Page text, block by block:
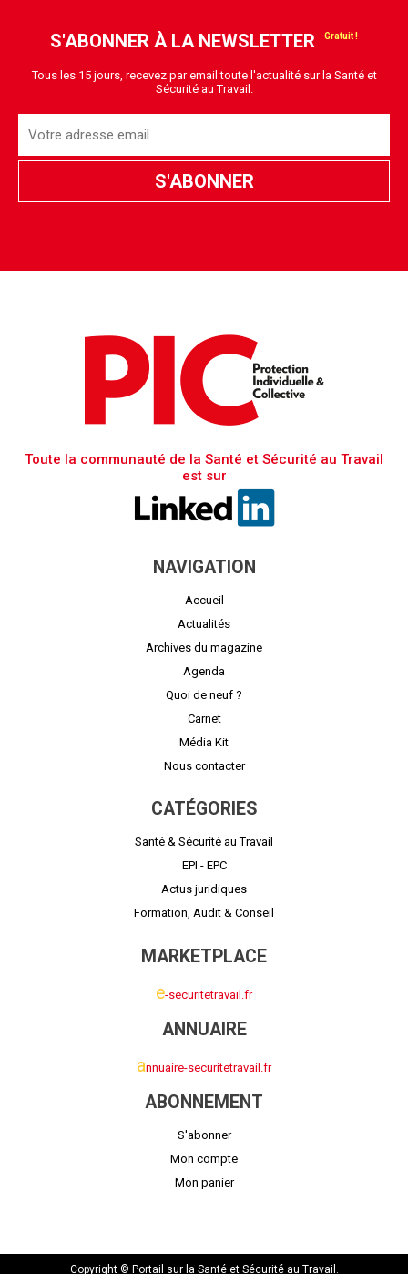
S'ABONNER À LA NEWSLETTER
Tous les 15 jours, recevez par email toute l'actualité sur la Santé et
Sécurité au Travail.
Toute la communauté de la Santé et Sécurité au Travail
est sur
NAVIGATION
Accueil
Actualités
Archives du magazine
Agenda
Quoi de neuf ?
Carnet
Média Kit
Nous contacter
CATÉGORIES
Santé & Sécurité au Travail
EPI - EPC
Actus juridiques
Formation, Audit & Conseil
MARKETPLACE
e-securitetravail.fr
ANNUAIRE
annuaire-securitetravail.fr
ABONNEMENT
S'abonner
Mon compte
Mon panier
Copyright © Portail sur la Santé et Sécurité au Travail.